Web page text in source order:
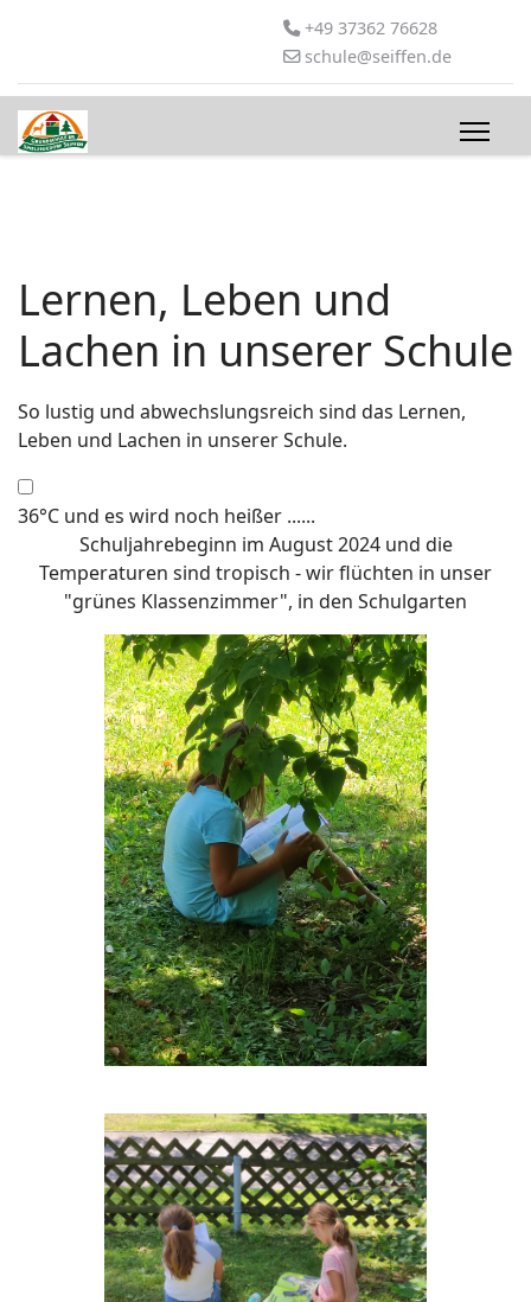
+49 37362 76628
schule@seiffen.de
Lernen, Leben und
Lachen in unserer Schule
So lustig und abwechslungsreich sind das Lernen,
Leben und Lachen in unserer Schule.
36°C und es wird noch heißer ......
Schuljahrebeginn im August 2024 und die
Temperaturen sind tropisch - wir flüchten in unser
"grünes Klassenzimmer", in den Schulgarten